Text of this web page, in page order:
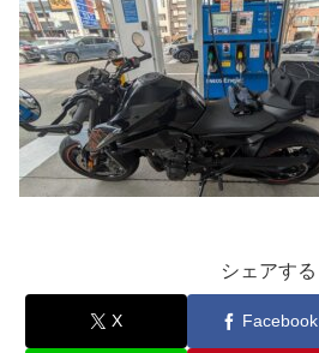
シェアする
X Facebook